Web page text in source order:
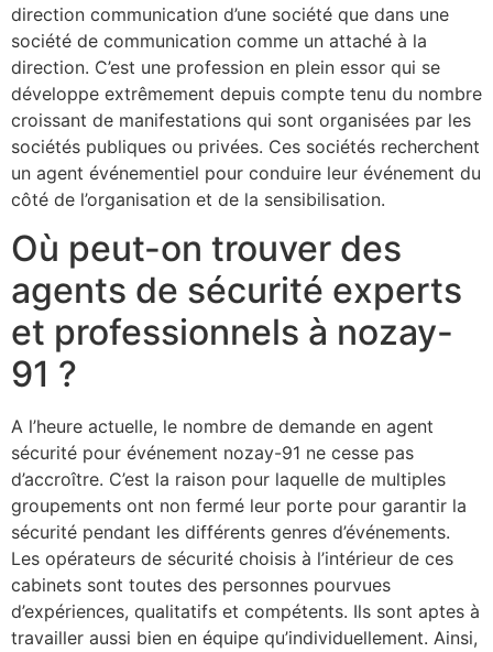
direction communication d’une société que dans une
société de communication comme un attaché à la
direction. C’est une profession en plein essor qui se
développe extrêmement depuis compte tenu du nombre
croissant de manifestations qui sont organisées par les
sociétés publiques ou privées. Ces sociétés recherchent
un agent événementiel pour conduire leur événement du
côté de l’organisation et de la sensibilisation.
Où peut-on trouver des
agents de sécurité experts
et professionnels à nozay-
91 ?
A l’heure actuelle, le nombre de demande en agent
sécurité pour événement nozay-91 ne cesse pas
d’accroître. C’est la raison pour laquelle de multiples
groupements ont non fermé leur porte pour garantir la
sécurité pendant les différents genres d’événements.
Les opérateurs de sécurité choisis à l’intérieur de ces
cabinets sont toutes des personnes pourvues
d’expériences, qualitatifs et compétents. Ils sont aptes à
travailler aussi bien en équipe qu’individuellement. Ainsi,